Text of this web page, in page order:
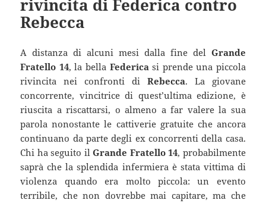
rivincita di Federica contro
Rebecca
A distanza di alcuni mesi dalla fine delGrande
Fratello 14, la bella Federicasi prende una piccola
rivincita nei confronti di Rebecca. La giovane
concorrente, vincitrice di quest’ultima edizione, è
riuscita a riscattarsi, o almeno a far valere la sua
parola nonostante le cattiverie gratuite che ancora
continuano da parte degli ex concorrenti della casa.
Chi ha seguito ilGrande Fratello 14, probabilmente
saprà che la splendida infermiera è stata vittima di
violenza quando era molto piccola: un evento
terribile, che non dovrebbe mai capitare, ma che